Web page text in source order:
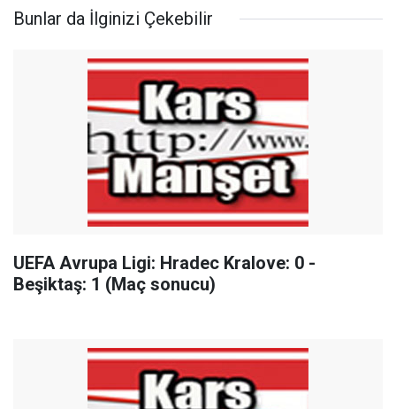
Bunlar da İlginizi Çekebilir
UEFA Avrupa Ligi: Hradec Kralove: 0 -
Beşiktaş: 1 (Maç sonucu)